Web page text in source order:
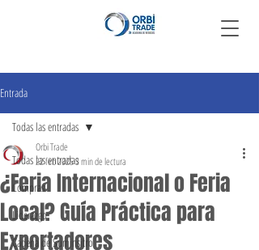
Entrada
Todas las entradas
Compras
Liderazgo
Cadena de Suminsitro
Todas las entradas
¿Feria Internacional o Feria
Local? Guía Práctica para
Exportadores
Orbi Trade
22 feb 20253 min de lectura